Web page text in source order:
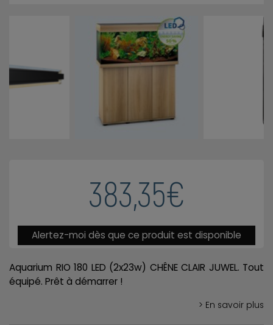
383,35€
Alertez-moi dès que ce produit est disponible
Aquarium RIO 180 LED (2x23w) CHÊNE CLAIR JUWEL. Tout
équipé. Prêt à démarrer !
> En savoir plus